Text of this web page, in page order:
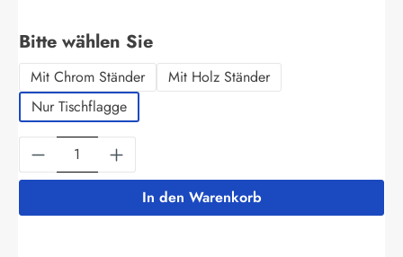
Bitte wählen Sieauswählen
Mit Chrom Ständer
Mit Holz Ständer
Nur Tischflagge
Produkt Anzahl: Gib den gewünschten
In den Warenkorb